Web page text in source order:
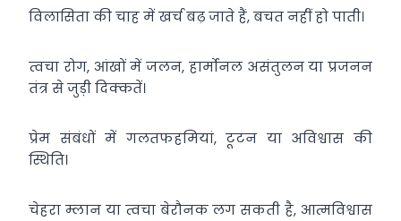
विलासिता की चाह में खर्च बढ़ जाते हैं, बचत नहीं हो पाती।
त्वचा रोग, आंखों में जलन, हार्मोनल असंतुलन या प्रजनन
तंत्र से जुड़ी दिक्कतें।
प्रेम संबंधों में गलतफहमियां, टूटन या अविश्वास की
स्थिति।
चेहरा म्लान या त्वचा बेरौनक लग सकती है, आत्मविश्वास